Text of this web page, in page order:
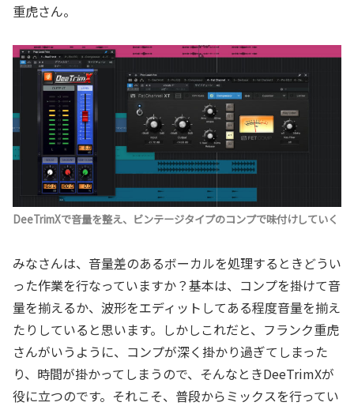
重虎さん。
DeeTrimXで音量を整え、ビンテージタイプのコンプで味付けしていく
みなさんは、音量差のあるボーカルを処理するときどうい
った作業を行なっていますか？基本は、コンプを掛けて音
量を揃えるか、波形をエディットしてある程度音量を揃え
たりしていると思います。しかしこれだと、フランク重虎
さんがいうように、コンプが深く掛かり過ぎてしまった
り、時間が掛かってしまうので、そんなときDeeTrimXが
役に立つのです。それこそ、普段からミックスを行ってい